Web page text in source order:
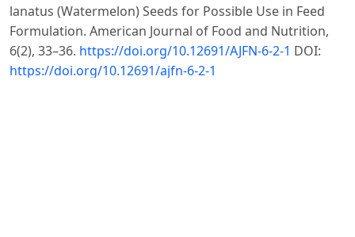
lanatus (Watermelon) Seeds for Possible Use in Feed
Formulation. American Journal of Food and Nutrition,
6(2), 33–36. https://doi.org/10.12691/AJFN-6-2-1 DOI:
https://doi.org/10.12691/ajfn-6-2-1